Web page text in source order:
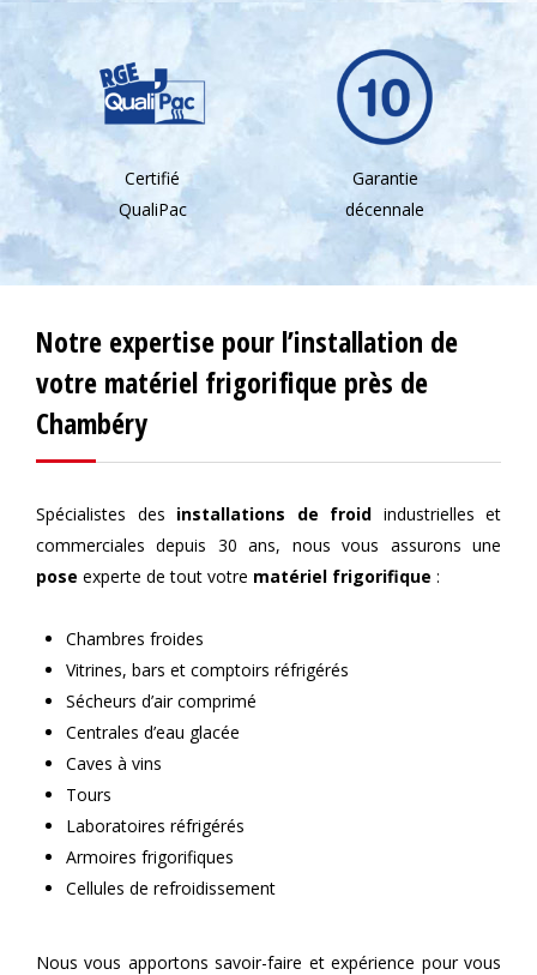
Certifié
QualiPac
Garantie
décennale
Notre expertise pour l’installation de
votre matériel frigorifique près de
Chambéry
Spécialistes des installations de froid industrielles et
commerciales depuis 30 ans, nous vous assurons une
pose experte de tout votre matériel frigorifique :
Chambres froides
Vitrines, bars et comptoirs réfrigérés
Sécheurs d’air comprimé
Centrales d’eau glacée
Caves à vins
Tours
Laboratoires réfrigérés
Armoires frigorifiques
Cellules de refroidissement
Nous vous apportons savoir-faire et expérience pour vous